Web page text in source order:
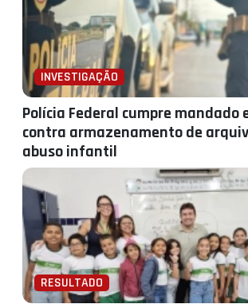
INVESTIGAÇÃO
Polícia Federal cumpre mandado
contra armazenamento de
abuso infantil
RESULTADO